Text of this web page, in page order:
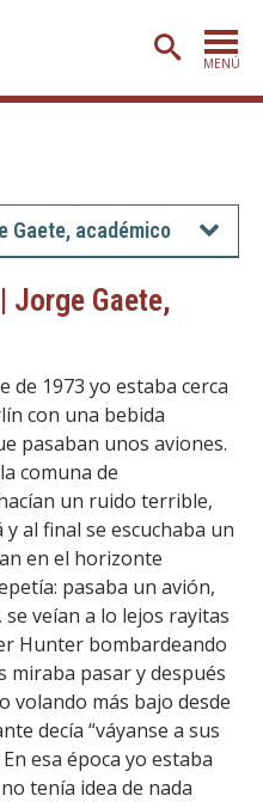
MENÚ
Funcionarias/os
Egresadas/os
Gaete, académico
Jorge Gaete,
de 1973 yo estaba cerca
con una bebida
pasaban unos aviones.
comuna de
un ruido terrible,
al final se escuchaba un
en el horizonte
pasaba un avión,
veían a lo lejos rayitas
Hunter bombardeando
miraba pasar y después
volando más bajo desde
decía “váyanse a sus
esa época yo estaba
tenía idea de nada